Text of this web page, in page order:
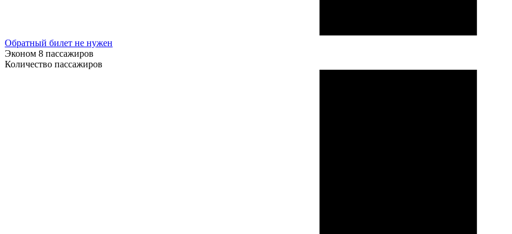
Обратный билет не нужен
Эконом 8 пассажиров
Количество пассажиров